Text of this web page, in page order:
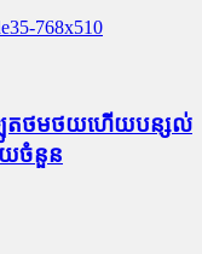
ឡូត​ថមថយ​ហើយ​បន្សល់​
មួយ​ចំនួន